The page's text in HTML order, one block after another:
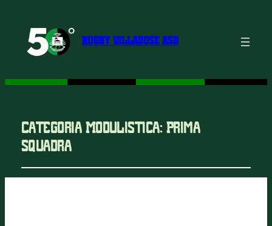
RUGBY VILLADOSE ASD
Categoria Modulistica: Prima
squadra